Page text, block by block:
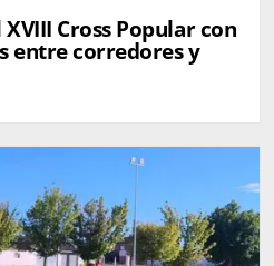
Cross Popular con
entre corredores y